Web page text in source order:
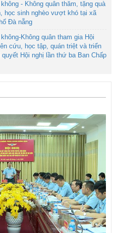
- Không quân thăm, tặng quà
học sinh nghèo vượt khó tại xã
Đà nẵng
Không quân tham gia Hội
cứu, học tập, quán triệt và triển
Hội nghị lần thứ ba Ban Chấp